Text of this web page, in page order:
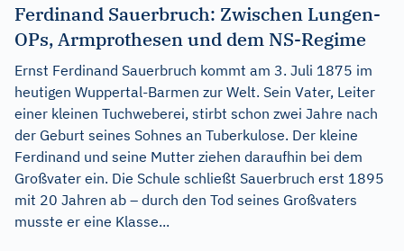
Ferdinand Sauerbruch: Zwischen Lungen-
OPs, Armprothesen und dem NS-Regime
Ernst Ferdinand Sauerbruch kommt am 3. Juli 1875 im
heutigen Wuppertal-Barmen zur Welt. Sein Vater, Leiter
einer kleinen Tuchweberei, stirbt schon zwei Jahre nach
der Geburt seines Sohnes an Tuberkulose. Der kleine
Ferdinand und seine Mutter ziehen daraufhin bei dem
Großvater ein. Die Schule schließt Sauerbruch erst 1895
mit 20 Jahren ab – durch den Tod seines Großvaters
musste er eine Klasse...